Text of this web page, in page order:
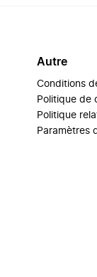
Autre
Conditions
Politique de
Politique
Paramètres